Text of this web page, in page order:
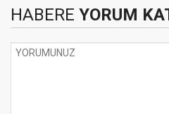
HABERE YORUM